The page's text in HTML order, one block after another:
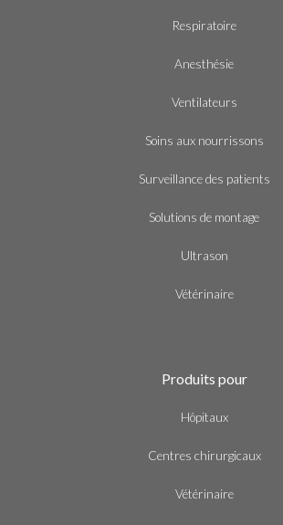
Respiratoire
Anesthésie
Ventilateurs
Soins aux nourrissons
Surveillance des patients
Solutions de montage
Ultrason
Vétérinaire
Produits pour
Hôpitaux
Centres chirurgicaux
Vétérinaire